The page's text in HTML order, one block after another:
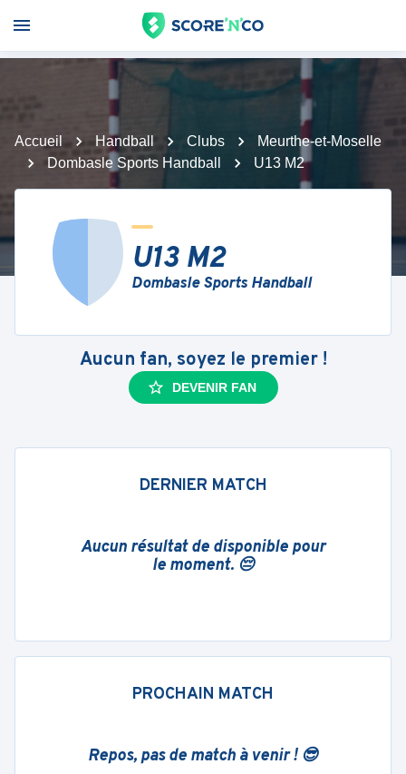
Accueil Handball Clubs
Meurthe-et-Moselle
Dombasle Sports Handball
U13 M2
U13 M2
Dombasle Sports Handball
Aucun fan, soyez le premier !
DEVENIR FAN
DERNIER MATCH
Aucun résultat de disponible pour
le moment. 😔
PROCHAIN MATCH
Repos, pas de match à venir ! 😎